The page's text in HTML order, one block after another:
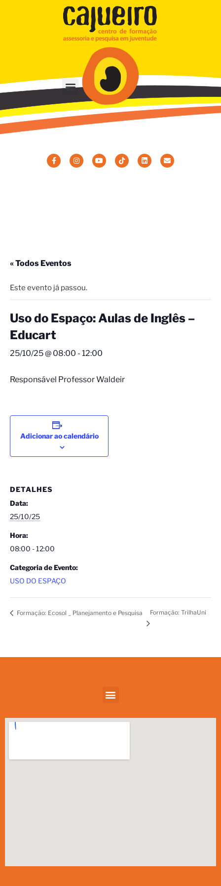
« Todos Eventos
Este evento já passou.
Uso do Espaço: Aulas de Inglês –
Educart
25/10/25 @ 08:00 - 12:00
Responsável Professor Waldeir
Adicionar ao calendário
DETALHES
Data:
25/10/25
Hora:
08:00 - 12:00
Categoria de Evento:
USO DO ESPAÇO
Formação: Ecosol _ Planejamento e Pesquisa Formação: TrilhaUni